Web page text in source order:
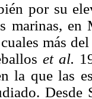
por su
marinas,
más
et al.
la que las